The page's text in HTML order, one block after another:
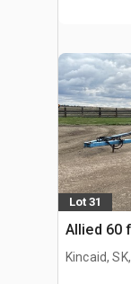
Lot 31
Allied 60
Kincaid,